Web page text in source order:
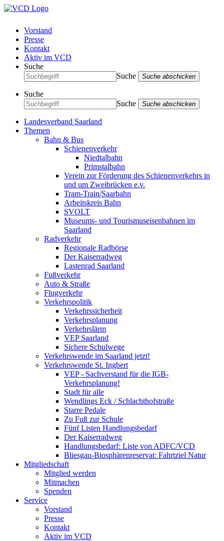
Vorstand
Presse
Kontakt
Aktiv im VCD
Suche
Suche
Suche abschicken
Suche
Suche
Suche abschicken
Landesverband Saarland
Themen
Bahn & Bus
Schienenverkehr
Niedtalbahn
Primstalbahn
Verein zur Förderung des Schienenverkehrs in
und um Zweibrücken e.v.
Tram-Train/Saarbahn
Arbeitskreis Bahn
SVOLT
Museums- und Tourismuseisenbahnen im
Saarland
Radverkehr
Regionale Radbörse
Der Kaiserradweg
Lastenrad Saarland
Fußverkehr
Auto & Straße
Flugverkehr
Verkehrspolitik
Verkehrssicherheit
Verkehrsplanung
Verkehrslärm
VEP Saarland
Sichere Schulwege
Verkehrswende im Saarland jetzt!
Verkehrswende St. Ingbert
VEP - Sachverstand für die IGB-
Verkehrsplanung!
Stadt für alle
Wendlings Eck / Schlachthofstraße
Starre Pedale
Zu Fuß zur Schule
Fünf Listen Handlungsbedarf
Der Kaiserradweg
Handlungsbedarf: Liste von ADFC/VCD
Bliesgau-Biosphärenreservat: Fahrtziel Natur
Mitgliedschaft
Mitglied werden
Mitmachen
Spenden
Service
Vorstand
Presse
Kontakt
Aktiv im VCD